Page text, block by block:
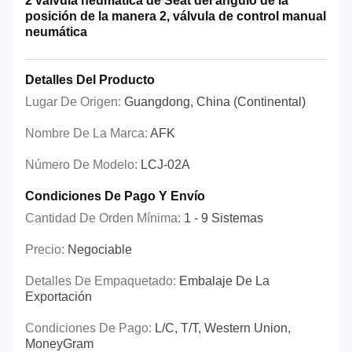
posición de la manera 2, válvula de control manual
neumática
Detalles Del Producto
Lugar De Origen: Guangdong, China (Continental)
Nombre De La Marca: AFK
Número De Modelo: LCJ-02A
Condiciones De Pago Y Envío
Cantidad De Orden Mínima: 1 - 9 Sistemas
Precio: Negociable
Detalles De Empaquetado: Embalaje De La
Exportación
Condiciones De Pago: L/C, T/T, Western Union,
MoneyGram